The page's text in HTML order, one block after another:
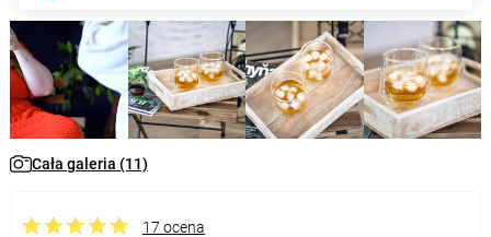
Cała galeria (11)
17 ocena